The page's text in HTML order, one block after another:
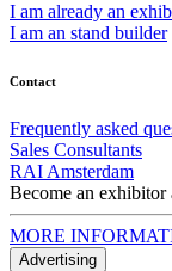
I am already an
I am an stand builder
Contact
Frequently asked
Sales Consultants
RAI Amsterdam
Become an exhibitor
MORE
Advertising